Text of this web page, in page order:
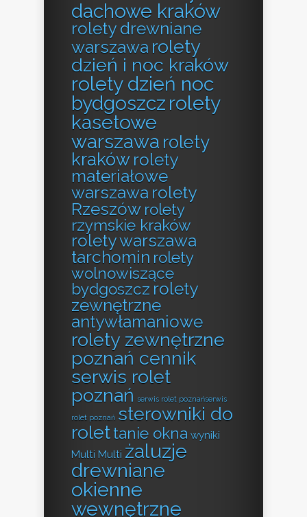
dachowe kraków
rolety drewniane
warszawa rolety
dzień i noc kraków
rolety dzień noc
bydgoszcz rolety
kasetowe
warszawa rolety
kraków rolety
materiałowe
warszawa rolety
Rzeszów rolety
rzymskie kraków
rolety warszawa
tarchomin rolety
wolnowiszące
bydgoszcz rolety
zewnętrzne
antywłamaniowe
rolety zewnętrzne
poznań cennik
serwis rolet
poznań serwis rolet poznańserwis
rolet poznań sterowniki do
rolettanie okna wyniki
Multi Multi żaluzje
drewniane
okienne
wewnętrzne